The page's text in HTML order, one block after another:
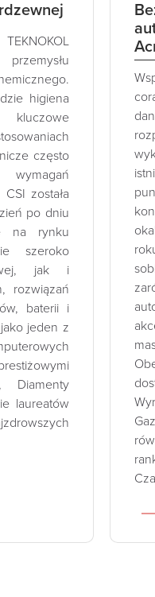
higiena
kluczowe
często
została
po dniu
na rynku
szeroko
jak i
rozwiązań
baterii i
jeden z
Diamenty
laureatów